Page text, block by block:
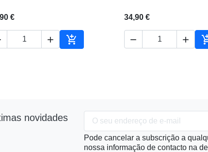
€
 
Adicionar ao carrinho
34,90 €
 
novidades
Pode cancelar a subscrição a
nossa informação de contacto na